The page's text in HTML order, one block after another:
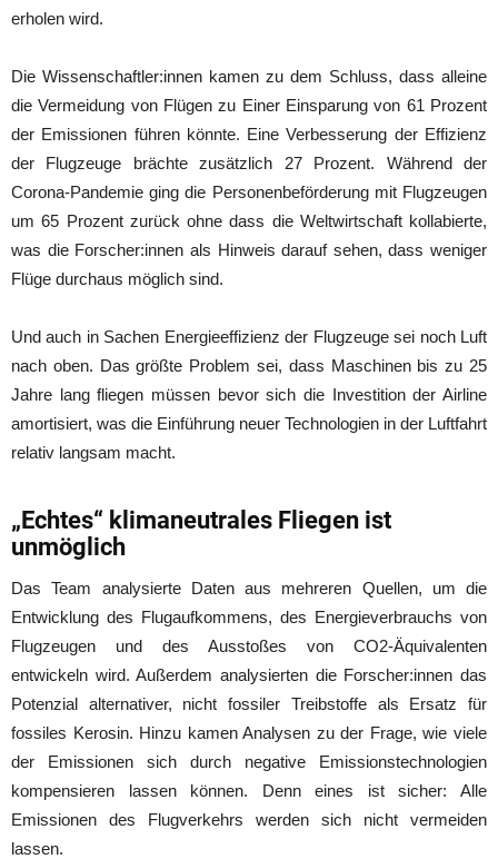
erholen wird.
Die Wissenschaftler:innen kamen zu dem Schluss, dass alleine
die Vermeidung von Flügen zu Einer Einsparung von 61 Prozent
der Emissionen führen könnte. Eine Verbesserung der Effizienz
der Flugzeuge brächte zusätzlich 27 Prozent. Während der
Corona-Pandemie ging die Personenbeförderung mit Flugzeugen
um 65 Prozent zurück ohne dass die Weltwirtschaft kollabierte,
was die Forscher:innen als Hinweis darauf sehen, dass weniger
Flüge durchaus möglich sind.
Und auch in Sachen Energieeffizienz der Flugzeuge sei noch Luft
nach oben. Das größte Problem sei, dass Maschinen bis zu 25
Jahre lang fliegen müssen bevor sich die Investition der Airline
amortisiert, was die Einführung neuer Technologien in der Luftfahrt
relativ langsam macht.
„Echtes“ klimaneutrales Fliegen ist
unmöglich
Das Team analysierte Daten aus mehreren Quellen, um die
Entwicklung des Flugaufkommens, des Energieverbrauchs von
Flugzeugen und des Ausstoßes von CO2-Äquivalenten
entwickeln wird. Außerdem analysierten die Forscher:innen das
Potenzial alternativer, nicht fossiler Treibstoffe als Ersatz für
fossiles Kerosin. Hinzu kamen Analysen zu der Frage, wie viele
der Emissionen sich durch negative Emissionstechnologien
kompensieren lassen können. Denn eines ist sicher: Alle
Emissionen des Flugverkehrs werden sich nicht vermeiden
lassen.